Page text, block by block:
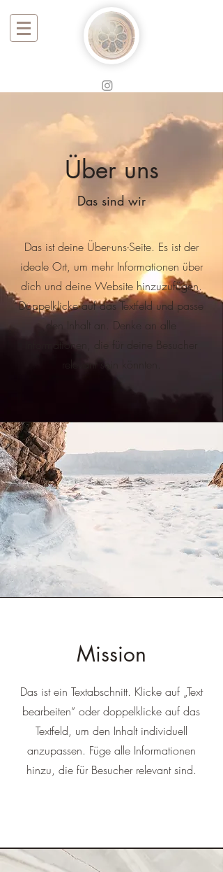
Über uns
Das sind wir
Das ist deine Über-uns-Seite. Es ist der
ideale Ort, um mehr Informationen über
dich und deine Website hinzuzufügen.
Doppelklicke auf das Textfeld und passe
den Inhalt an. Denke an alle
Informationen, die für deine Besucher
relevant sein könnten.
Mission
Das ist ein Textabschnitt. Klicke auf „Text
bearbeiten“ oder doppelklicke auf das
Textfeld, um den Inhalt individuell
anzupassen. Füge alle Informationen
hinzu, die für Besucher relevant sind.